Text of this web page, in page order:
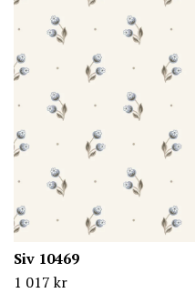
Siv 10469
1 017 kr